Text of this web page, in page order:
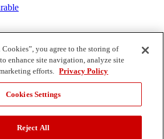
you agree to the storing of
enhance site navigation, analyze site
efforts. Privacy Policy
Cookies Settings
Reject All